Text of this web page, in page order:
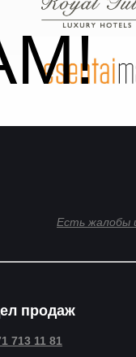
Есть жалобы
713 11 81‬
продаж